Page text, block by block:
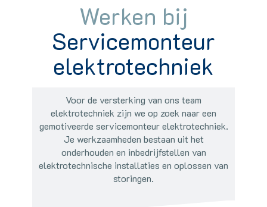
Werken bij
Servicemonteur
elektrotechniek
Voor de versterking van ons team
elektrotechniek zijn we op zoek naar een
gemotiveerde servicemonteur elektrotechniek.
Je werkzaamheden bestaan uit het
onderhouden en inbedrijfstellen van
elektrotechnische installaties en oplossen van
storingen.